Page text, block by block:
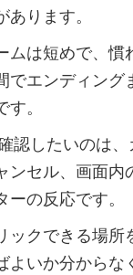
あります。
ムは短めで、慣
でエンディング
す。
認したいのは、
ンセル、画面内
の反応です。
ックできる場所
よいか分からな